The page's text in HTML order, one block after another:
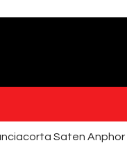
Saten Anphor